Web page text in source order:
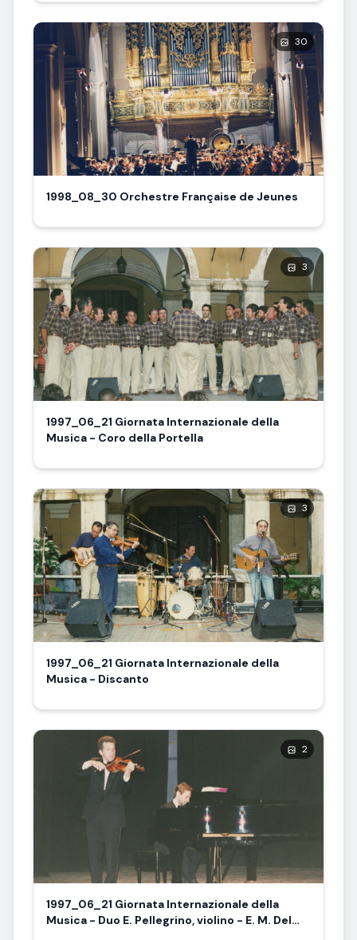
30
1998_08_30 Orchestre Française de Jeunes
3
1997_06_21 Giornata Internazionale della
Musica - Coro della Portella
3
1997_06_21 Giornata Internazionale della
Musica - Discanto
2
1997_06_21 Giornata Internazionale della
Musica - Duo E. Pellegrino, violino - E. M. Del